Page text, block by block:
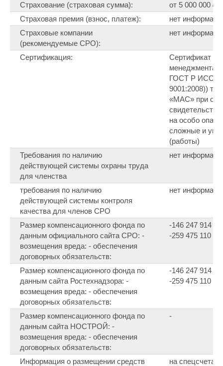
Страхование (страховая сумма):
от 5 000 000 ₽
Страховая премия (взнос, платеж):
нет
Страховые компании
(рекомендуемые СРО):
нет
Сертификация:
Cертификат
менеджмента
ГОСТ Р ИСО
9001:2008))
«МАС» при
на особо
сложные и
(работы)
Требования по наличию
действующей системы охраны труда
для членства
нет
требования по наличию
действующей системы контроля
качества для членов СРО
нет
Размер компенсационного фонда по
данным официального сайта СРО: -
возмещения вреда: - обеспечения
договорных обязательств:
-146 247 914 ₽
-259 475 110 ₽
Размер компенсационного фонда по
данным сайта Ростехнадзора: -
возмещения вреда: - обеспечения
договорных обязательств:
-146 247 914 ₽
-259 475 110 ₽
Размер компенсационного фонда по
данным сайта НОСТРОЙ: -
возмещения вреда: - обеспечения
договорных обязательств:
-
Информация о размещении средств
на